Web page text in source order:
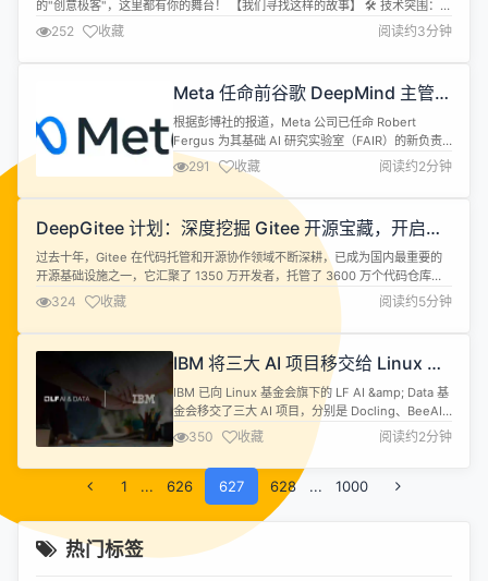
的"创意极客"，这里都有你的舞台！ 【我们寻找这样的故事】 🛠 技术突围：用
HarmonyOS解决传统行业卡脖子问题的实战经历 💡 奇思妙想：一个原子化服
务从idea到量级用户的有趣历程 🌱成长蜕变：从鸿蒙小白到社区布道师的升级
打怪之路 ❤️ 技术温情：用代码帮助特殊群体的暖心时刻 ....
252 收藏 阅读约3分钟
​Meta 任命前谷歌 DeepMind 主管为
AI 研究实验室新负责人
根据彭博社的报道，Meta 公司已任命 Robert
Fergus 为其基础 AI 研究实验室（FAIR）的新负责
人，接替于四月宣布离职的 Joelle Pineau。
Fergus 在担任 Meta 新职务之前，曾在 Google
DeepMind 工作了约五年，担任研究总监。在此之
前，他还曾在 Meta 担任研究科学家。 FAIR 自2013
年成立以来，...
291 收藏 阅读约2分钟
DeepGitee 计划：深度挖掘 Gitee
开源宝藏，开启项目高光之旅
过去十年，Gitee 在代码托管和开源协作领域不断深
耕，已成为国内最重要的开源基础设施之一，它汇聚
了 1350 万开发者，托管了 3600 万个代码仓库，服
中，许多优质项目如同隐藏的宝藏，等待被挖掘与发
现。 为了让更多优秀的开源项目从 Gitee 平台上脱
颖而出，获得更广阔的舞台和发展空间，开源中国发
起「De...
阅读约5分钟
IBM 将三大 AI 项目移交给 Linux 基
金会
IBM 已向 Linux 基金会旗下的 LF AI &amp; Data 基
金会移交了三大 AI 项目，分别是 Docling、BeeAI
和 Data Prep Kit。 “这些项目的诞生源于填补AI 开
发工具关键空白的需求。它们将成为更广泛社区构建
AI 应用程序和代理工作流的催化剂，推动生成式 AI
的未来发展。” BeeAI：开源多智能体平台 BeeA...
350 收藏 阅读约2分钟
1 ... 626 627 628 ... 1000
热门标签